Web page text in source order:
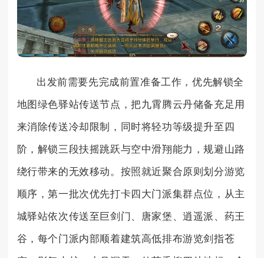
出发前需要先完成前置准备工作，优先解锁全
地图绿色驿站传送节点，把九霄腾云丹储备充足用
来消除传送冷却限制，同时将轻功等级提升至四
阶，解锁三段扶摇跳跃与空中滑翔能力，规避山路
绕行带来的无效移动。按照就近聚合原则划分游览
顺序，第一批次优先打卡四大门派集群点位，从主
城驿站依次传送至巨剑门、唐家堡、逍遥派、药王
谷，每个门派内部顺着建筑高低排布游览剑指苍